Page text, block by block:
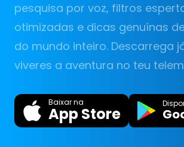
pesquisa por voz, filtros
otimizadas e dicas genuínas
do mundo inteiro. Descarrega
viveres a aventura no teu
Baixar na
App Store